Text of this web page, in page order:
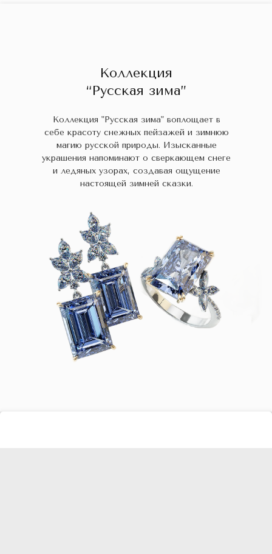
Коллекция
“Русская зима”
Коллекция "Русская зима" воплощает в
себе красоту снежных пейзажей и зимнюю
магию русской природы. Изысканные
украшения напоминают о сверкающем снеге
и ледяных узорах, создавая ощущение
настоящей зимней сказки.